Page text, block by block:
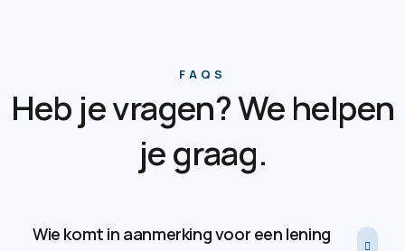
FAQS
Heb je vragen? We helpen
je graag.
Wie komt in aanmerking voor een lening